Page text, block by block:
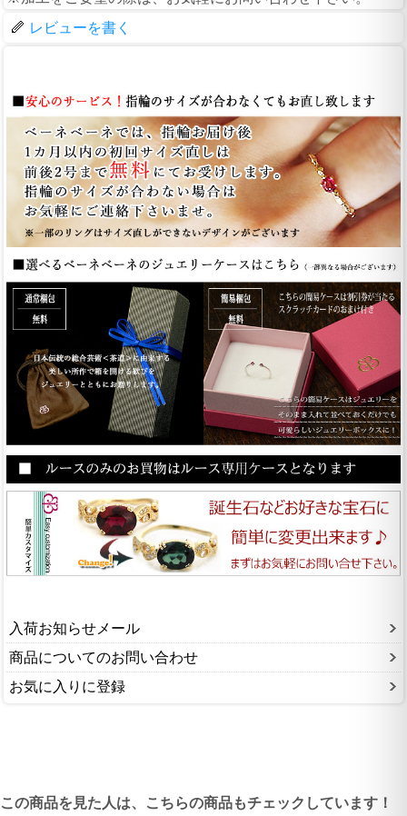
レビューを書く
入荷お知らせメール
商品についてのお問い合わせ
お気に入りに登録
この商品を見た人は、こちらの商品もチェックしています！